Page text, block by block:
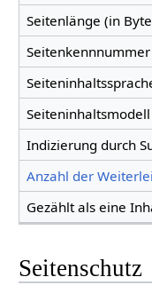
Seitenlänge (in
Seitenkennnummer
Seiteninhaltsmodell
Indizierung durch
Anzahl der
Gezählt als eine
Seitenschutz